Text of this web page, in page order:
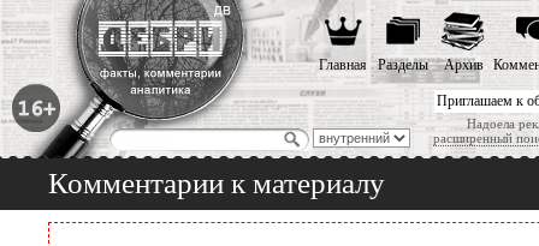
Приглашаем к
Надоела
расширенный
Главная Разделы Архив
Комментарии к материалу